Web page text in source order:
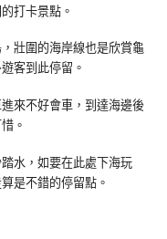
打卡景點。
壯圍的海岸線也是欣賞龜
客到此停留。
來不好會車，到達海邊後
。
水，如要在此處下海玩
是不錯的停留點。